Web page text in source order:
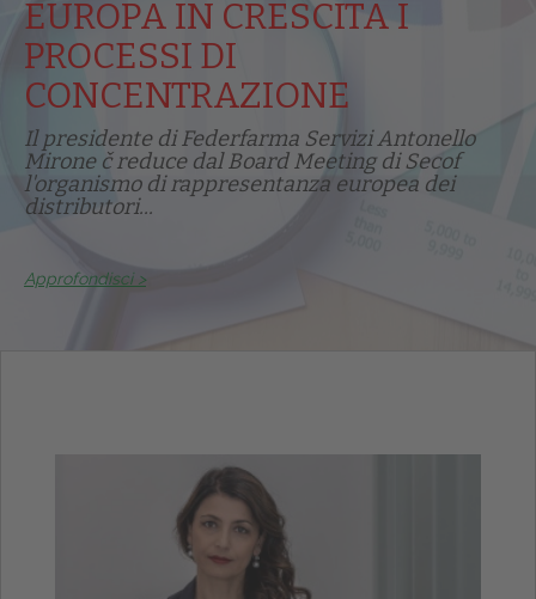
EUROPA IN CRESCITA I
PROCESSI DI
CONCENTRAZIONE
Il presidente di Federfarma Servizi Antonello
Mirone č reduce dal Board Meeting di Secof
l'organismo di rappresentanza europea dei
distributori...
Approfondisci >